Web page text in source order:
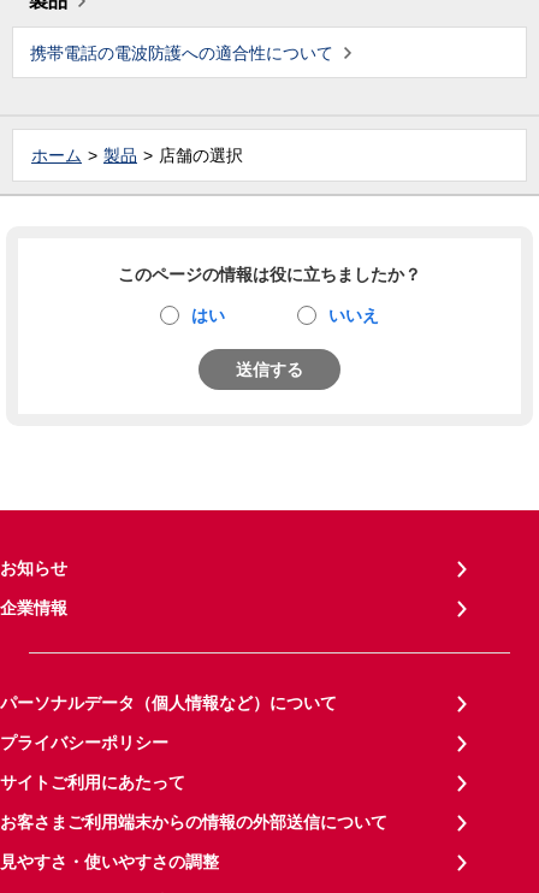
携帯電話の電波防護への適合性について
ホーム 製品 店舗の選択
このページの情報は役に立ちましたか？
はい いいえ
送信する
お知らせ
企業情報
パーソナルデータ（個人情報など）について
プライバシーポリシー
サイトご利用にあたって
お客さまご利用端末からの情報の外部送信について
見やすさ・使いやすさの調整